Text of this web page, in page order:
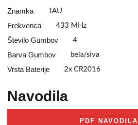
Znamka TAU
Frekvenca 433 MHz
Število Gumbov 4
Barva Gumbov bela/siva
Vrsta Baterije 2x CR2016
Navodila
PDF NAVODILA